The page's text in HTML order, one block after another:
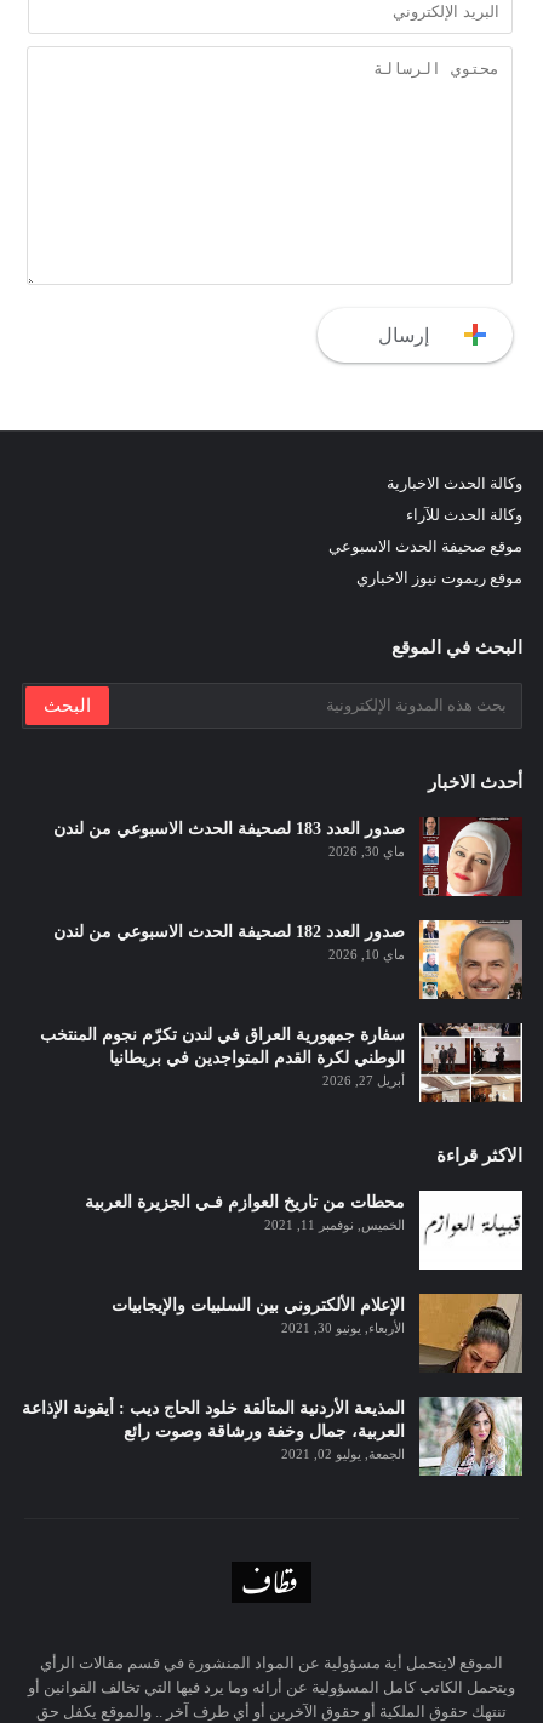
وكالة الحدث الاخبارية
وكالة الحدث للآراء
موقع صحيفة الحدث الاسبوعي
موقع ريموت نيوز الاخباري
البحث في الموقع
أحدث الاخبار
صدور العدد 183 لصحيفة الحدث الاسبوعي من لندن
ماي 30, 2026
صدور العدد 182 لصحيفة الحدث الاسبوعي من لندن
ماي 10, 2026
سفارة جمهورية العراق في لندن تكرّم نجوم المنتخب
الوطني لكرة القدم المتواجدين في بريطانيا
أبريل 27, 2026
الاكثر قراءة
محطات من تاريخ العوازم فـي الجزيرة العربية
الخميس, نوفمبر 11, 2021
الإعلام الألكتروني بين السلبيات والإيجابيات
الأربعاء, يونيو 30, 2021
المذيعة الأردنية المتألقة خلود الحاج ديب : أيقونة الإذاعة
العربية، جمال وخفة ورشاقة وصوت رائع
الجمعة, يوليو 02, 2021
الموقع لايتحمل أية مسؤولية عن المواد المنشورة في قسم مقالات الرأي
ويتحمل الكاتب كامل المسؤولية عن أرائه وما يرد فيها التي تخالف القوانين أو
تنتهك حقوق الملكية أو حقوق الآخرين أو أي طرف آخر .. والموقع يكفل حق